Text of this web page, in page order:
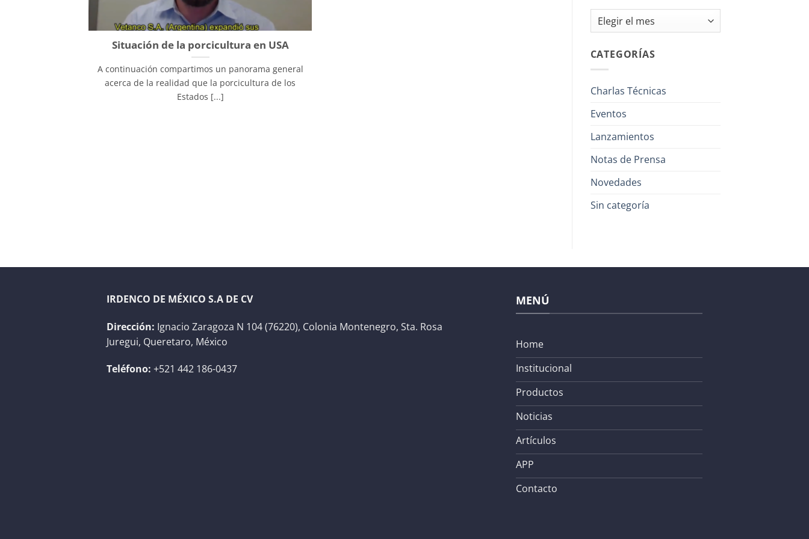
Situación de la porcicultura en USA
A continuación compartimos un panorama general
acerca de la realidad que la porcicultura de los
Estados [...]
Archivos
CATEGORÍAS
Charlas Técnicas
Eventos
Lanzamientos
Notas de Prensa
Novedades
Sin categoría
IRDENCO DE MÉXICO S.A DE CV
Dirección: Ignacio Zaragoza N 104 (76220), Colonia Montenegro, Sta. Rosa
Juregui, Queretaro, México
Teléfono: +521 442 186-0437
MENÚ
Home
Institucional
Productos
Noticias
Artículos
APP
Contacto